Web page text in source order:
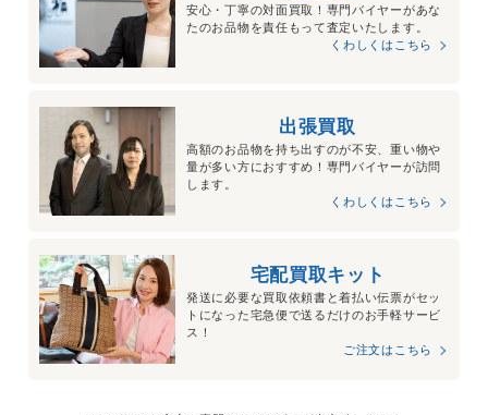
安心・丁寧の対面買取！専門バイヤーがあな
たのお品物を責任もって査定いたします。
くわしくはこちら
出張買取
高額のお品物を持ち出すのが不安、重い物や
量が多い方におすすめ！専門バイヤーが訪問
します。
くわしくはこちら
宅配買取キット
発送に必要な買取依頼書と着払い伝票がセッ
トになった宅急便で送るだけのお手軽サービ
ス！
ご注文はこちら